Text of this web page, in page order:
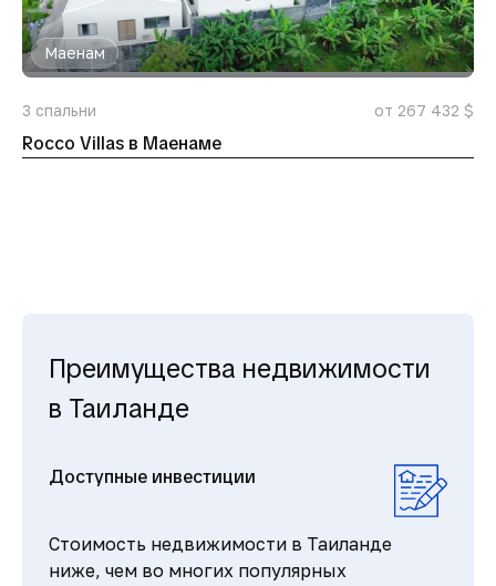
Маенам
3 спальни от 267 432 $
Rocco Villas в Маенаме
Преимущества недвижимости
в Таиланде
Доступные инвестиции
Стоимость недвижимости в Таиланде
ниже, чем во многих популярных